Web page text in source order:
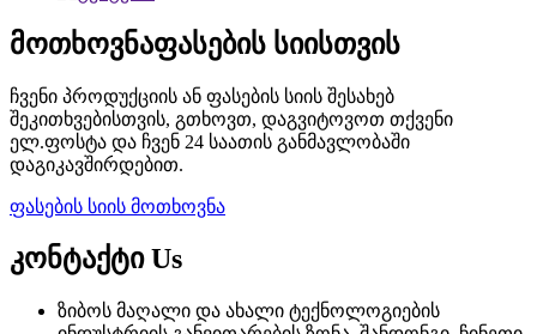
მოთხოვნაფასების სიისთვის
ჩვენი პროდუქციის ან ფასების სიის შესახებ
შეკითხვებისთვის, გთხოვთ, დაგვიტოვოთ თქვენი
ელ.ფოსტა და ჩვენ 24 საათის განმავლობაში
დაგიკავშირდებით.
ფასების სიის მოთხოვნა
კონტაქტიUs
ზიბოს მაღალი და ახალი ტექნოლოგიების